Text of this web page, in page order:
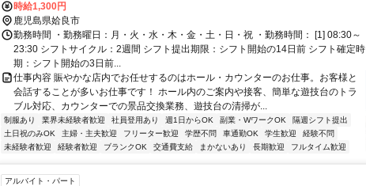
時給1,300円
鹿児島県姶良市
勤務時間 ・勤務曜日：月・火・水・木・金・土・日・祝 ・勤務時間： [1] 08:30～
23:30 シフトサイクル：2週間 シフト提出期限：シフト開始の14日前 シフト確定時
期：シフト開始の3日前...
仕事内容 賑やかな店内でお任せするのはホール・カウンターのお仕事。お客様と
会話することが多いお仕事です！ ホール内のご案内や接客、簡単な遊技台のトラ
ブル対応、カウンターでの景品交換業務、遊技台の清掃が...
制服あり 業界未経験者歓迎 社員登用あり 週1日からOK 副業・WワークOK
隔週シフト提出
土日祝のみOK
主婦・主夫歓迎 フリーター歓迎 学歴不問 車通勤OK 学生歓迎
経験不問
未経験者歓迎
経験者歓迎 ブランクOK 交通費支給 まかないあり 長期歓迎 フルタイム歓迎
アルバイト・パート